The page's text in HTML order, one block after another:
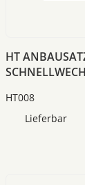
HT
HT008
Lieferbar